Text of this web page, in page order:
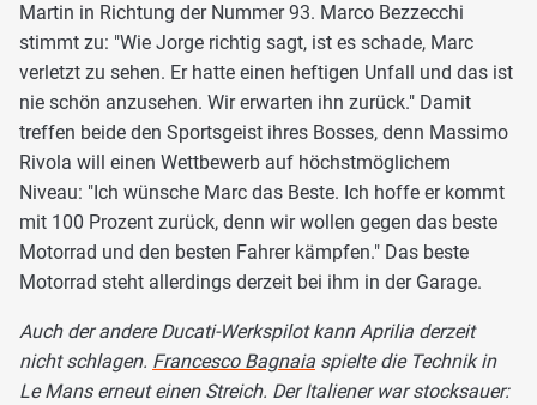
Martin in Richtung der Nummer 93. Marco Bezzecchi
stimmt zu: "Wie Jorge richtig sagt, ist es schade, Marc
verletzt zu sehen. Er hatte einen heftigen Unfall und das ist
nie schön anzusehen. Wir erwarten ihn zurück." Damit
treffen beide den Sportsgeist ihres Bosses, denn Massimo
Rivola will einen Wettbewerb auf höchstmöglichem
Niveau: "Ich wünsche Marc das Beste. Ich hoffe er kommt
mit 100 Prozent zurück, denn wir wollen gegen das beste
Motorrad und den besten Fahrer kämpfen." Das beste
Motorrad steht allerdings derzeit bei ihm in der Garage.
Auch der andere Ducati-Werkspilot kann Aprilia derzeit
nicht schlagen. Francesco Bagnaia spielte die Technik in
Le Mans erneut einen Streich. Der Italiener war stocksauer: